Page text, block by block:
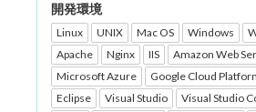
開発環境
Linux UNIX Mac OS Windows
Apache
Nginx IIS
Amazon Web
Microsoft Azure
Google Cloud
Eclipse
Visual Studio Visual Studio